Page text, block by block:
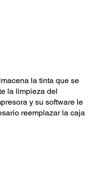
la tinta que se
la limpieza del
y su software le
reemplazar la caja